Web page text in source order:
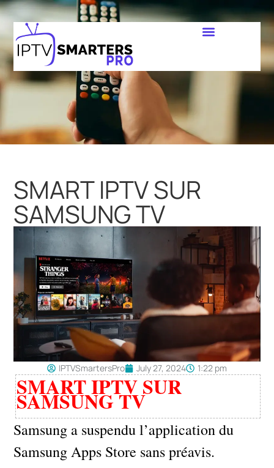
SMART IPTV SUR
SAMSUNG TV
IPTVSmartersPro July 27, 2024 1:22 pm
SMART IPTV SUR
SAMSUNG TV
Samsung a suspendu l’application du
Samsung Apps Store sans préavis.